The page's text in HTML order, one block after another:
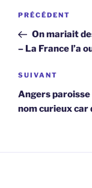
Navigation
l’article
Article
précédent
PRÉCÉDENT
On mariait
– La France l’a
Article
suivant
SUIVANT
Angers
nom curieux car